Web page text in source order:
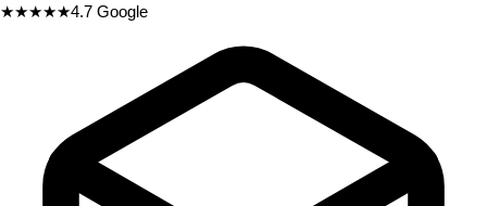
★★★★★4.7 Google